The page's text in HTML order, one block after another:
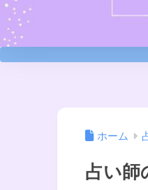
ホーム
占い師